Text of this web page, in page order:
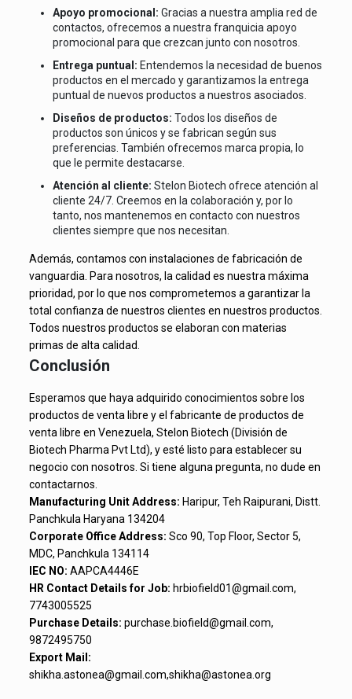
Apoyo promocional: Gracias a nuestra amplia red de
contactos, ofrecemos a nuestra franquicia apoyo
promocional para que crezcan junto con nosotros.
Entrega puntual: Entendemos la necesidad de buenos
productos en el mercado y garantizamos la entrega
puntual de nuevos productos a nuestros asociados.
Diseños de productos: Todos los diseños de
productos son únicos y se fabrican según sus
preferencias. También ofrecemos marca propia, lo
que le permite destacarse.
Atención al cliente: Stelon Biotech ofrece atención al
cliente 24/7. Creemos en la colaboración y, por lo
tanto, nos mantenemos en contacto con nuestros
clientes siempre que nos necesitan.
Además, contamos con instalaciones de fabricación de
vanguardia. Para nosotros, la calidad es nuestra máxima
prioridad, por lo que nos comprometemos a garantizar la
total confianza de nuestros clientes en nuestros productos.
Todos nuestros productos se elaboran con materias
primas de alta calidad.
Conclusión
Esperamos que haya adquirido conocimientos sobre los
productos de venta libre y el fabricante de productos de
venta libre en Venezuela, Stelon Biotech (División de
Biotech Pharma Pvt Ltd), y esté listo para establecer su
negocio con nosotros. Si tiene alguna pregunta, no dude en
contactarnos.
Manufacturing Unit Address: Haripur, Teh Raipurani, Distt.
Panchkula Haryana 134204
Corporate Office Address: Sco 90, Top Floor, Sector 5,
MDC, Panchkula 134114
IEC NO: AAPCA4446E
HR Contact Details for Job: hrbiofield01@gmail.com,
7743005525
Purchase Details: purchase.biofield@gmail.com,
9872495750
Export Mail:
shikha.astonea@gmail.com,shikha@astonea.org